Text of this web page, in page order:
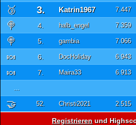
🥉 3. Katrin1967 7.447
🍭 4. halb_engel 7.359
🍭 5. gambia 7.066
🍬 6. DocHoliday 6.943
🍬 7. Maira33 6.913
...
🤝 52. Christi2021 2.515
Registrieren und